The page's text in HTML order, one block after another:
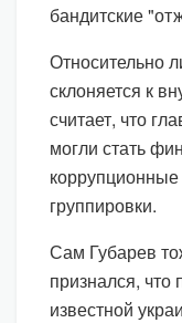
бандитские
Относительно
склоняется к
считает, что
могли стать
группировки.
Сам Губарев
признался,
известной